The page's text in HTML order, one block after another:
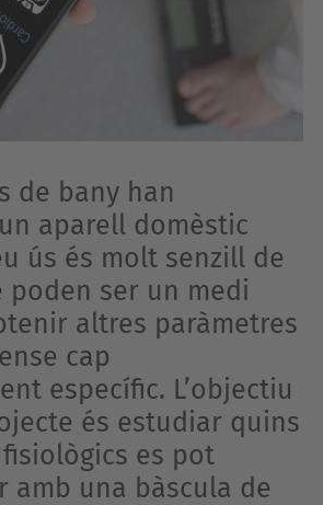
de bany han
aparell domèstic
ús és molt senzill de
poden ser un medi
altres paràmetres
cap
específic. L’objectiu
és estudiar quins
es pot
amb una bàscula de